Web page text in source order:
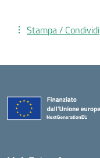
Stampa / Condividi